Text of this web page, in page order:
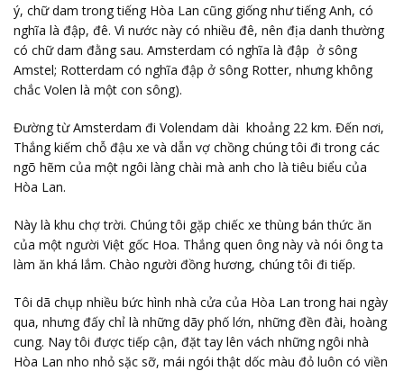
ý, chữ dam trong tiếng Hòa Lan cũng giống như tiếng Anh, có
nghĩa là đập, đê. Vì nước này có nhiều đê, nên địa danh thường
có chữ dam đằng sau. Amsterdam có nghĩa là đập ở sông
Amstel; Rotterdam có nghĩa đập ở sông Rotter, nhưng không
chắc Volen là một con sông).
Đường từ Amsterdam đi Volendam dài khoảng 22 km. Đến nơi,
Thắng kiếm chỗ đậu xe và dẫn vợ chồng chúng tôi đi trong các
ngõ hẽm của một ngôi làng chài mà anh cho là tiêu biểu của
Hòa Lan.
Này là khu chợ trời. Chúng tôi gặp chiếc xe thùng bán thức ăn
của một người Việt gốc Hoa. Thắng quen ông này và nói ông ta
làm ăn khá lắm. Chào người đồng hương, chúng tôi đi tiếp.
Tôi dã chụp nhiều bức hình nhà cửa của Hòa Lan trong hai ngày
qua, nhưng đấy chỉ là những dãy phố lớn, những đền đài, hoàng
cung. Nay tôi được tiếp cận, đặt tay lên vách những ngôi nhà
Hòa Lan nho nhỏ sặc sỡ, mái ngói thật dốc màu đỏ luôn có viền